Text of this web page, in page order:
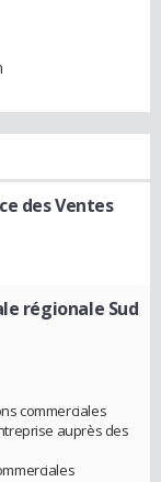
des Ventes
régionale Sud
commerciales
auprès des